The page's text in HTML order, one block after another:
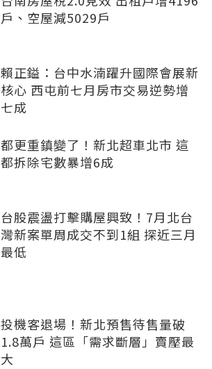
戶、空屋減5029戶
賴正鎰：台中水湳躍升國際會展新
核心 西屯前七月房市交易逆勢增
七成
都更重鎮變了！新北超車北市 這
都拆除宅數暴增6成
台股震盪打擊購屋興致！7月北台
灣新案單周成交不到1組 探近三月
最低
投機客退場！新北預售待售量破
1.8萬戶 這區「需求斷層」賣壓最
大